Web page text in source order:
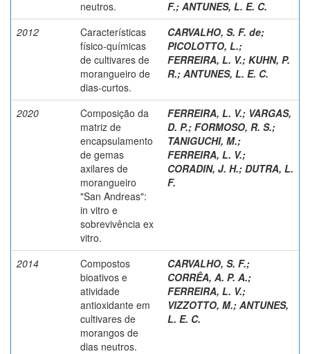
neutros.
F.; ANTUNES, L. E. C.
2012
Características
físico-químicas
de cultivares de
morangueiro de
dias-curtos.
CARVALHO, S. F. de;
PICOLOTTO, L.;
FERREIRA, L. V.; KUHN, P.
R.; ANTUNES, L. E. C.
2020
Composição da
matriz de
encapsulamento
de gemas
axilares de
morangueiro
"San Andreas":
in vitro e
sobrevivência ex
vitro.
FERREIRA, L. V.; VARGAS,
D. P.; FORMOSO, R. S.;
TANIGUCHI, M.;
FERREIRA, L. V.;
CORADIN, J. H.; DUTRA, L.
F.
2014
Compostos
bioativos e
atividade
antioxidante em
cultivares de
morangos de
dias neutros.
CARVALHO, S. F.;
CORRÊA, A. P. A.;
FERREIRA, L. V.;
VIZZOTTO, M.; ANTUNES,
L. E. C.